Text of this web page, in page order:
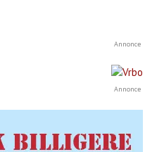
Annonce
Annonce